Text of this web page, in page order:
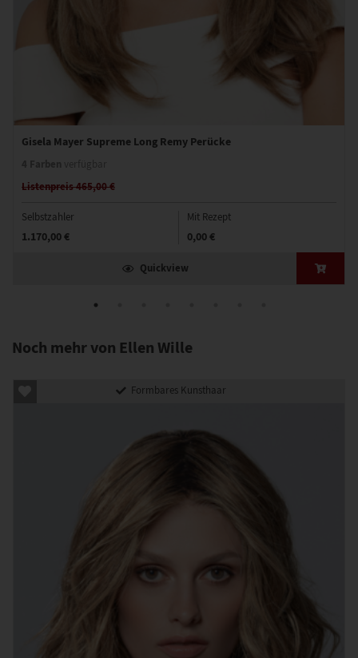
Gisela Mayer Supreme Long Remy Perücke
Listenpreis 465,00 €
Selbstzahler
1.170,00 €
Mit Rezept
0,00 €
Quickview
Noch mehr von Ellen Wille
Formbares Kunsthaar